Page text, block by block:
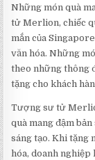
Những món quà
tử Merlion, chiếc
mắn của
văn hóa. Những
theo những thông
tặng cho khách
Tượng sư tử
quà mang đậm
sáng tạo. Khi tặng
hóa, doanh